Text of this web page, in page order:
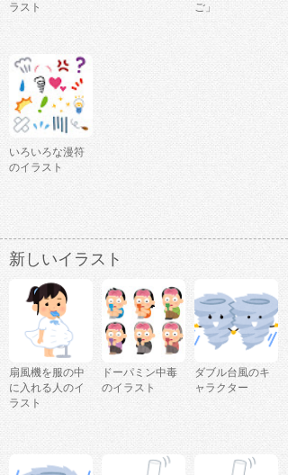
ラスト
ご」
いろいろな漫符
のイラスト
新しいイラスト
扇風機を服の中
に入れる人のイ
ラスト
ドーパミン中毒
のイラスト
ダブル台風のキ
ャラクター